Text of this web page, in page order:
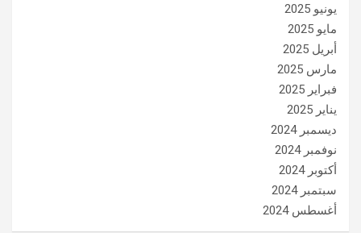
يونيو 2025
مايو 2025
أبريل 2025
مارس 2025
فبراير 2025
يناير 2025
ديسمبر 2024
نوفمبر 2024
أكتوبر 2024
سبتمبر 2024
أغسطس 2024